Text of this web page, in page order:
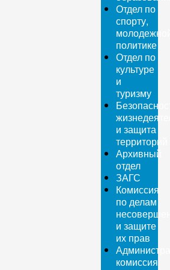
Отдел по
спорту,
политике
Отдел по
культуре
и
туризму
и защита
территорий
Архивный
отдел
ЗАГС
Комиссия
по делам
и защите
их прав
комиссия